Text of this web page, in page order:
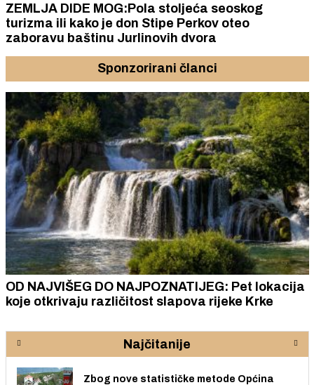
ZEMLJA DIDE MOG:Pola stoljeća seoskog
turizma ili kako je don Stipe Perkov oteo
zaboravu baštinu Jurlinovih dvora
Sponzorirani članci
OD NAJVIŠEG DO NAJPOZNATIJEG: Pet lokacija
koje otkrivaju različitost slapova rijeke Krke
Najčitanije
Zbog nove statističke metode Općina